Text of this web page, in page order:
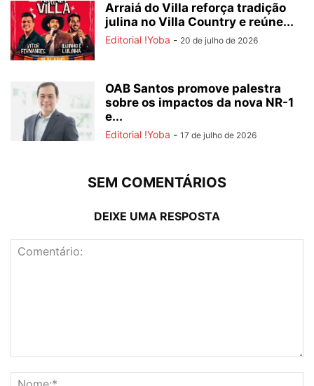
Arraiá do Villa reforça tradição
julina no Villa Country e reúne...
Editorial !Yoba - 20 de julho de 2026
OAB Santos promove palestra
sobre os impactos da nova NR-1
e...
Editorial !Yoba - 17 de julho de 2026
SEM COMENTÁRIOS
DEIXE UMA RESPOSTA